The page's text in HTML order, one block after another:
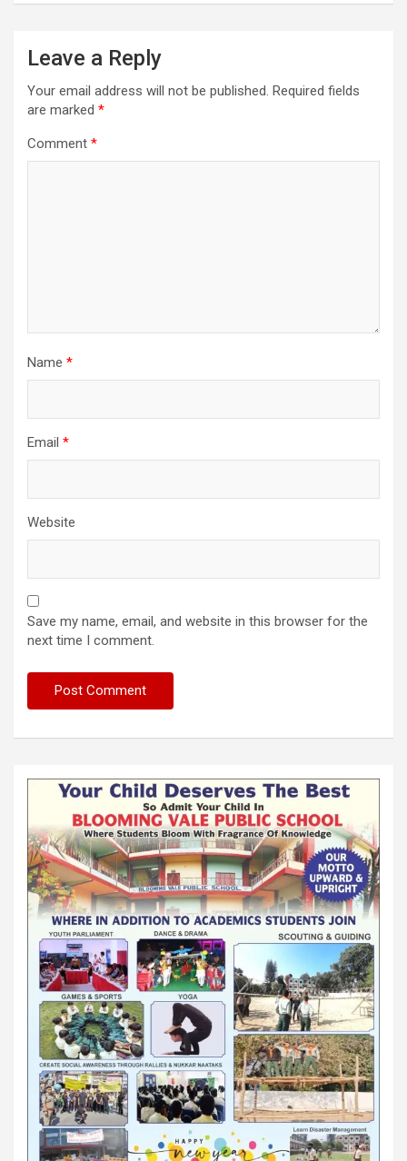
Leave a Reply
Your email address will not be published. Required fields
are marked *
Comment *
Name *
Email *
Website
Save my name, email, and website in this browser for the
next time I comment.